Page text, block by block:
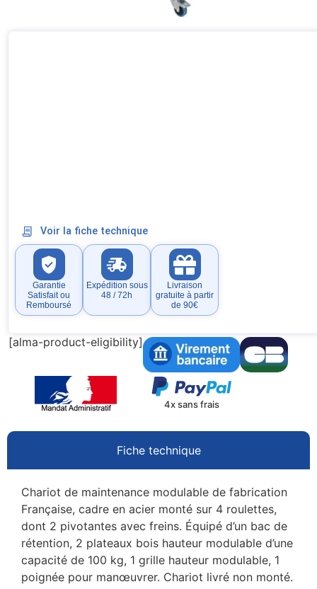
Voir la fiche technique
Garantie
Satisfait ou
Remboursé
Expédition sous
48 / 72h
Livraison
gratuite à partir
de 90€
[alma-product-eligibility]
4x sans frais
Fiche technique
Chariot de maintenance modulable de fabrication
Française, cadre en acier monté sur 4 roulettes,
dont 2 pivotantes avec freins. Équipé d’un bac de
rétention, 2 plateaux bois hauteur modulable d’une
capacité de 100 kg, 1 grille hauteur modulable, 1
poignée pour manœuvrer. Chariot livré non monté.